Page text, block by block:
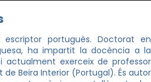
portuguès. Doctorat en
ha impartit la docència a la
actualment exerceix de professor
Beira Interior (Portugal). És autor